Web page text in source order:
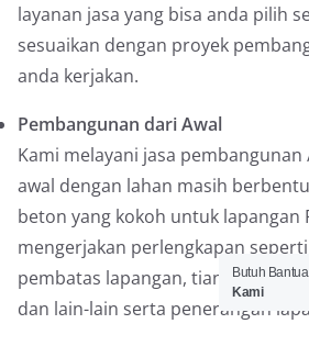
layanan jasa yang bisa anda pilih
sesuaikan dengan proyek
anda kerjakan.
Pembangunan dari Awal
Kami melayani jasa
awal dengan lahan masih
beton yang kokoh untuk lapangan
mengerjakan perlengkapan
pembatas lapangan, tiang gawang
dan lain-lain serta penerangan
Butuh
Kami